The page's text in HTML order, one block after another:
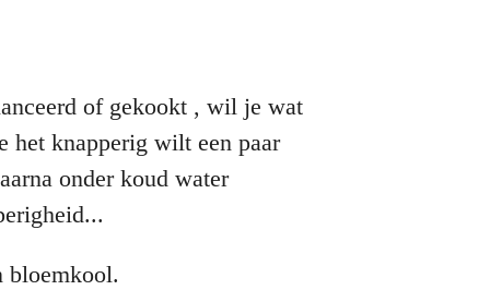
of gekookt , wil je wat
het knapperig wilt een paar
onder koud water
bloemkool.